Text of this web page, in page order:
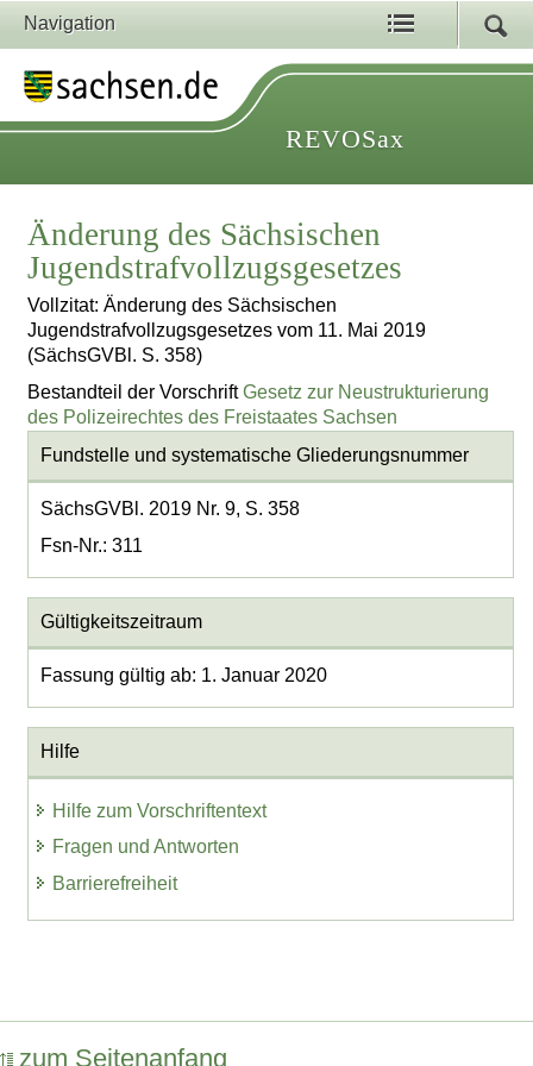
Navigation
REVOSax
Änderung des Sächsischen
Jugendstrafvollzugsgesetzes
Vollzitat: Änderung des Sächsischen
Jugendstrafvollzugsgesetzes vom 11. Mai 2019
(SächsGVBl. S. 358)
Bestandteil der VorschriftGesetz zur Neustrukturierung
des Polizeirechtes des Freistaates Sachsen
Fundstelle und systematische Gliederungsnummer
SächsGVBl. 2019 Nr. 9, S. 358
Fsn-Nr.: 311
Gültigkeitszeitraum
Fassung gültig ab: 1. Januar 2020
Hilfe
Hilfe zum Vorschriftentext
Fragen und Antworten
Barrierefreiheit
zum Seitenanfang